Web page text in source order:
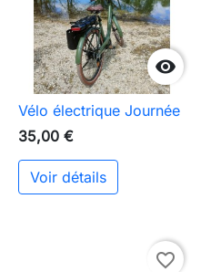

Vélo électrique Journée
35,00 €
Voir détails
favorite_border